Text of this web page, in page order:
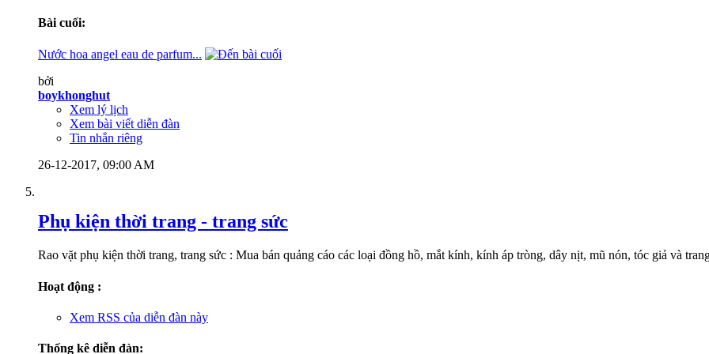
Bài cuối:
Nước hoa angel eau de parfum...
bởi
boykhonghut
Xem lý lịch
Xem bài viết diễn đàn
Tin nhắn riêng
26-12-2017, 09:00 AM
Phụ kiện thời trang - trang sức
Rao vặt phụ kiện thời trang, trang sức : Mua bán quảng cáo các loại đồng hồ, mắt kính, kính áp tròng, dây nịt, mũ nón, tóc giả và
Hoạt động :
Xem RSS của diễn đàn này
Thống kê diễn đàn: